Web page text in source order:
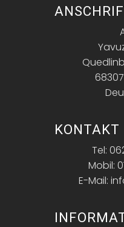
KONTAKT
Tel:
Mobil:
E-Mail: